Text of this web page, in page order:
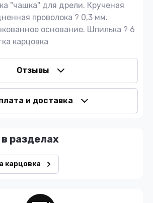
"чашка" для дрели. Крученая
проволокa ? 0,3 мм.
основание. Шпилька ? 6
карцовка
Отзывы
и доставка
в разделах
карцовка